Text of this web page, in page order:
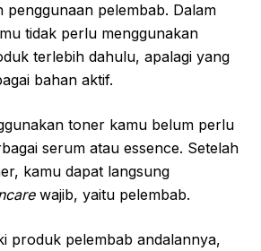
penggunaan pelembab. Dalam
tidak perlu menggunakan
terlebih dahulu, apalagi yang
bahan aktif.
toner kamu belum perlu
serum atau essence. Setelah
kamu dapat langsung
wajib, yaitu pelembab.
produk pelembab andalannya,